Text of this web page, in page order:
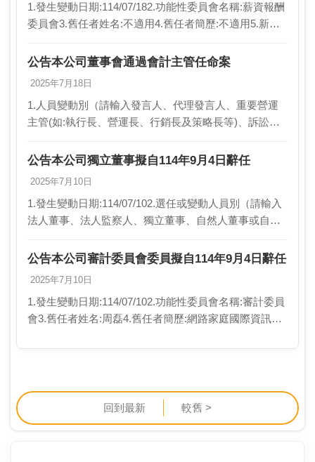
1.發生變動日期:114/07/182.功能性委員會名稱:薪資報酬
委員會3.舊任者姓名:不適用4.舊任者簡歷:不適用5.新任
獨立董事7.異動…
公告本公司董事會通過會計主管任命案
2025年7月18日
1.人員變動別（請輸入發言人、代理發言人、重要營運
主管(如:執行長、營運長、行銷長及策略長等)、訴訟及
資訊安全長、研發主管或內部稽核主管）:會計主管2…
公告本公司獨立董事擬自114年9月4日辭任
2025年7月10日
1.發生變動日期:114/07/102.選任或變動人員別（請輸入
法人董事、法人監察人、獨立董事、自然人董事或自然
簡歷:網路家庭國際資訊股份有限…
公告本公司審計委員會委員擬自114年9月4日辭任
2025年7月10日
1.發生變動日期:114/07/102.功能性委員會名稱:審計委員
會3.舊任者姓名:周磊4.舊任者簡歷:網路家庭國際資訊股
7.異動情形（請輸入…
回到最新 較舊 >